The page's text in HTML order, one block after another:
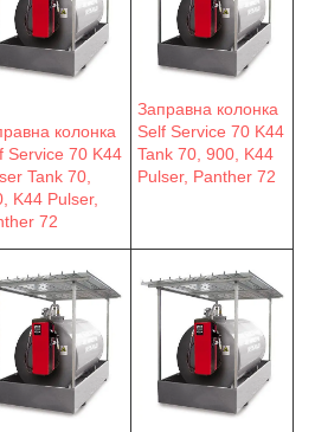
колонка
Service 70 K44
Tank 70,
K44 Pulser,
72
Заправна колонка
Self Service 70 K44
Tank 70, 900, K44
Pulser, Panther 72